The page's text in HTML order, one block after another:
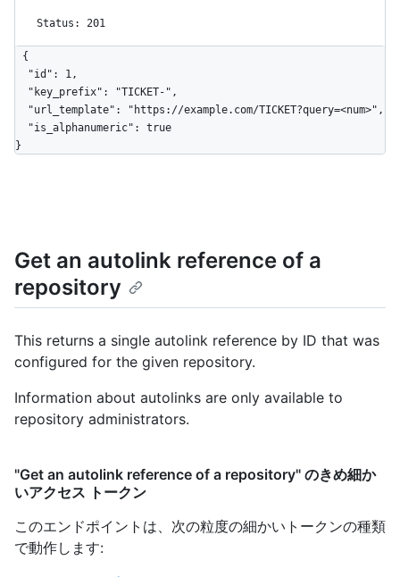
Status: 201
{
}
Get an autolink reference of a
repository
This returns a single autolink reference by ID that was
configured for the given repository.
Information about autolinks are only available to
repository administrators.
"Get an autolink reference of a repository" のきめ細か
いアクセス トークン
このエンドポイントは、次の粒度の細かいトークンの種類
で動作します: